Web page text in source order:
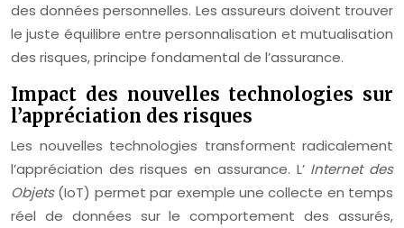
des données personnelles. Les assureurs doivent trouver
le juste équilibre entre personnalisation et mutualisation
des risques, principe fondamental de l’assurance.
Impact des nouvelles technologies sur
l’appréciation des risques
Les nouvelles technologies transforment radicalement
l’appréciation des risques en assurance. L’ Internet des
Objets(IoT) permet par exemple une collecte en temps
réel de données sur le comportement des assurés,